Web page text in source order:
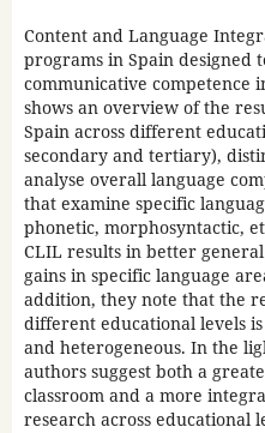
Content and Language
programs in Spain designed
communicative competence
shows an overview of the
Spain across different
secondary and tertiary),
analyse overall language
that examine specific
phonetic, morphosyntactic,
CLIL results in better
gains in specific language
addition, they note that the
different educational levels
and heterogeneous. In the
authors suggest both a
classroom and a more
research across educational